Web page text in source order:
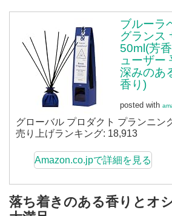
ブルーラ
グランス
50ml(芳
ューザー
深みのあ
香り)
posted with
グローバル プロダクト プランニン
売り上げランキング: 18,913
Amazon.co.jpで詳細を見る
落ち着きのある香りとオ